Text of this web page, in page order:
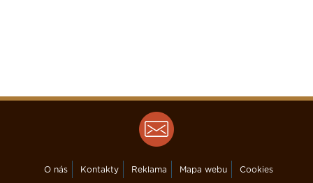
O nás Kontakty Reklama Mapa webu Cookies